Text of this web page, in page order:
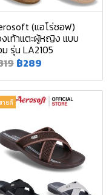
(แอโร่ซอฟ)
เท้าแตะผู้หญิง แบบ
รุ่น LA2105
฿289
ายดี